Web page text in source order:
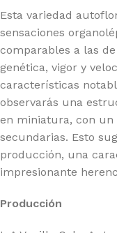
Esta variedad
sensaciones
comparables a las
genética, vigor y
características
observarás una
en miniatura, con
secundarias. Esto
producción, una
impresionante
Producción